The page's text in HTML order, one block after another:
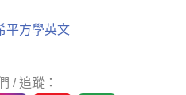
平方學英文
/ 追蹤：